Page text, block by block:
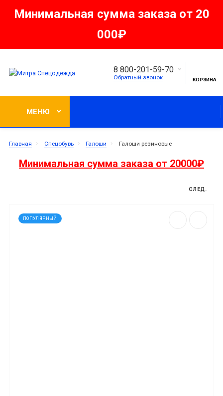
Минимальная сумма заказа от 20
000₽
8 800-201-59-70
Обратный звонок КОРЗИНА
МЕНЮ
Главная Спецобувь Галоши Галоши резиновые
Минимальная сумма заказа от 20000₽
СЛЕД.
ПОПУЛЯРНЫЙ